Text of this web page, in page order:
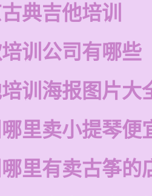
典吉他培训
训公司有哪些
训海报图片大
里卖小提琴便
里有卖古筝的